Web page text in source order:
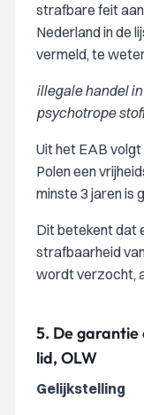
strafbare feit
Nederland in de
vermeld, te
illegale handel
psychotrope
Uit het EAB
Polen een
minste 3 jaren is
Dit betekent dat
strafbaarheid
wordt verzocht,
5. De garantie
lid, OLW
Gelijkstelling